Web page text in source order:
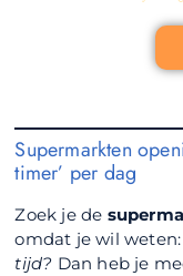
Supermarkten
timer’ per dag
Zoek je de
omdat je wil
tijd? Dan heb je